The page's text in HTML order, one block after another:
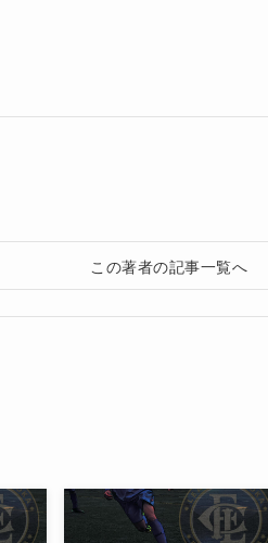
この著者の記事一覧へ